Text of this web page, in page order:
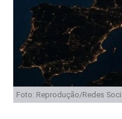
Foto: Reprodução/Redes